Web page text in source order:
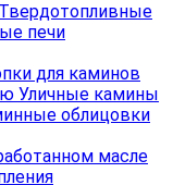
Твердотопливные
печи
для каминов
Уличные камины
облицовки
масле